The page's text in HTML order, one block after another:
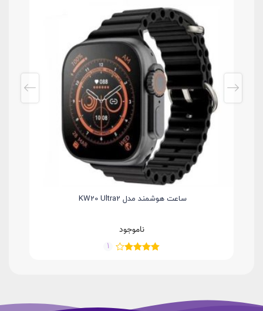
ساعت هوشمند مدل KW20 Ultra2
ناموجود
1